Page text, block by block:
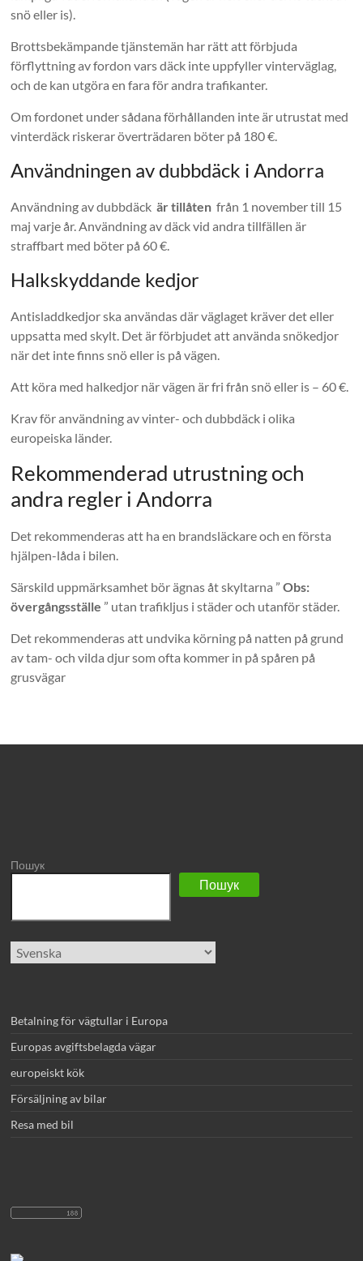
snö eller is).
Brottsbekämpande tjänstemän har rätt att förbjuda
förflyttning av fordon vars däck inte uppfyller vinterväglag,
och de kan utgöra en fara för andra trafikanter.
Om fordonet under sådana förhållanden inte är utrustat med
vinterdäck riskerar överträdaren böter på 180 €.
Användningen av dubbdäck i Andorra
Användning av dubbdäckär tillåten från 1 november till 15
maj varje år. Användning av däck vid andra tillfällen är
straffbart med böter på 60 €.
Halkskyddande kedjor
Antisladdkedjor ska användas där väglaget kräver det eller
uppsatta med skylt. Det är förbjudet att använda snökedjor
när det inte finns snö eller is på vägen.
Att köra med halkedjor när vägen är fri från snö eller is – 60 €.
Krav för användning av vinter- och dubbdäck i olika
europeiska länder.
Rekommenderad utrustning och
andra regler i Andorra
Det rekommenderas att ha en brandsläckare och en första
hjälpen-låda i bilen.
Särskild uppmärksamhet bör ägnas åt skyltarna ”Obs:
övergångsställe ” utan trafikljus i städer och utanför städer.
Det rekommenderas att undvika körning på natten på grund
av tam- och vilda djur som ofta kommer in på spåren på
grusvägar
Пошук
Пошук
Välj
ett
Betalning för vägtullar i Europa
Europas avgiftsbelagda vägar
europeiskt kök
Försäljning av bilar
Resa med bil